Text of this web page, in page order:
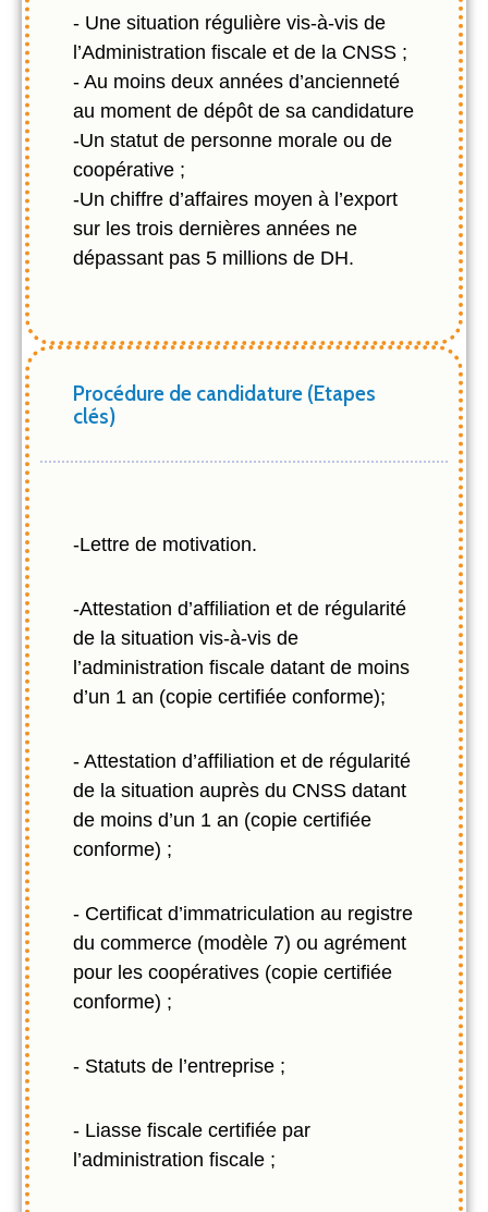
- Une situation régulière vis-à-vis de
l’Administration fiscale et de la CNSS ;
- Au moins deux années d’ancienneté
au moment de dépôt de sa candidature
-Un statut de personne morale ou de
coopérative ;
-Un chiffre d’affaires moyen à l’export
sur les trois dernières années ne
dépassant pas 5 millions de DH.
Procédure de candidature (Etapes
clés)
-Lettre de motivation.
-Attestation d’affiliation et de régularité
de la situation vis-à-vis de
l’administration fiscale datant de moins
d’un 1 an (copie certifiée conforme);
- Attestation d’affiliation et de régularité
de la situation auprès du CNSS datant
de moins d’un 1 an (copie certifiée
conforme) ;
- Certificat d’immatriculation au registre
du commerce (modèle 7) ou agrément
pour les coopératives (copie certifiée
conforme) ;
- Statuts de l’entreprise ;
- Liasse fiscale certifiée par
l’administration fiscale ;